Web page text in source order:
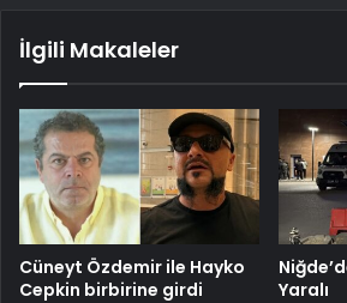
İlgili Makaleler
Cüneyt Özdemir ile Hayko
Cepkin birbirine girdi
Yaralı